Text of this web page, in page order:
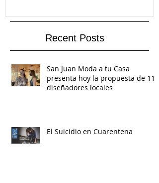
Recent Posts
San Juan Moda a tu Casa
presenta hoy la propuesta de 11
diseñadores locales
El Suicidio en Cuarentena